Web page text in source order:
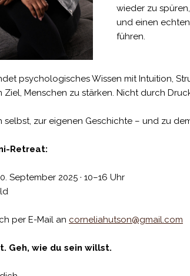
wieder zu
und einen
führen.
psychologisches Wissen mit Intuition,
Ziel, Menschen zu stärken. Nicht durch
selbst, zur eigenen Geschichte – und zu
Retreat:
September 2025 · 10–16 Uhr
per E-Mail an corneliahutson@gmail.com
Geh, wie du sein willst.